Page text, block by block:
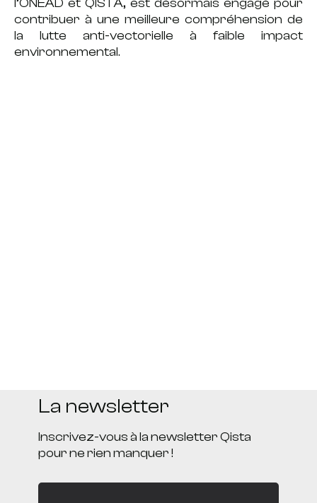
l’ONEAD et QISTA, est désormais engagé pour
contribuer à une meilleure compréhension de
la lutte anti-vectorielle à
faible impact
environnemental.
La newsletter
Inscrivez-vous à la newsletter Qista
pour ne rien manquer !